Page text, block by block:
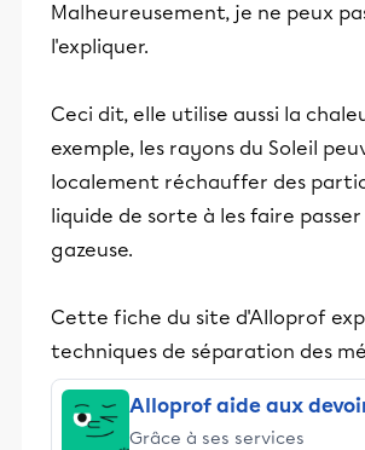
Malheureusement, je ne peux
l'expliquer.
Ceci dit, elle utilise aussi la
exemple, les rayons du Soleil
localement réchauffer des
liquide de sorte à les faire passer
gazeuse.
Cette fiche du site d'Alloprof
techniques de séparation des
Alloprof aide aux
Grâce à ses services